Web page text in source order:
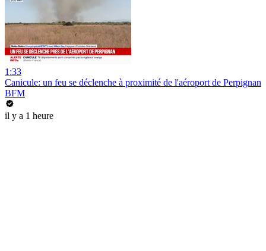
1:33
Canicule: un feu se déclenche à proximité de l'aéroport de Perpignan
BFM
il y a 1 heure